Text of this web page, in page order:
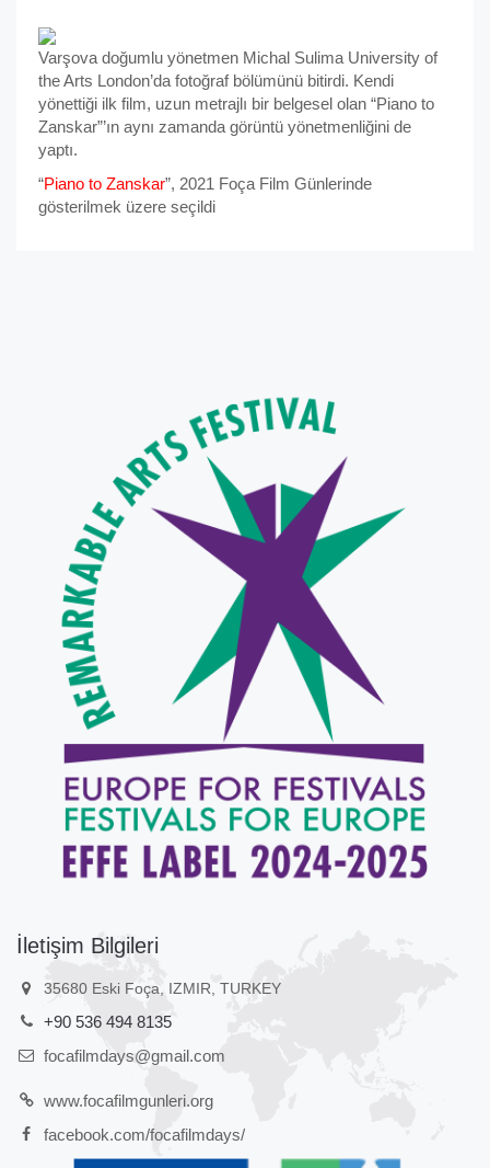
Varşova doğumlu yönetmen Michal Sulima University of
the Arts London’da fotoğraf bölümünü bitirdi. Kendi
yönettiği ilk film, uzun metrajlı bir belgesel olan “Piano to
Zanskar”’ın aynı zamanda görüntü yönetmenliğini de
yaptı.
“Piano to Zanskar”, 2021 Foça Film Günlerinde
gösterilmek üzere seçildi
İletişim Bilgileri
35680 Eski Foça, IZMIR, TURKEY
+90 536 494 8135
focafilmdays@gmail.com
www.focafilmgunleri.org
facebook.com/focafilmdays/